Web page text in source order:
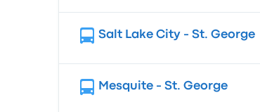
Salt Lake City - St. George
Mesquite - St. George